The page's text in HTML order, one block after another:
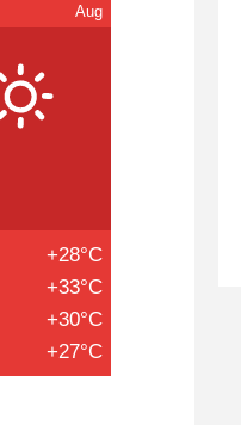
Aug
+28°C
+33°C
+30°C
+27°C